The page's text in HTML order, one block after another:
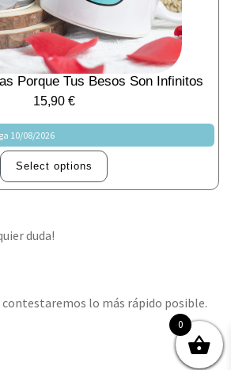
Porque Tus Besos Son Infinitos
15,90 €
10/08/2026
Select options
0
duda!
lo más rápido posible.